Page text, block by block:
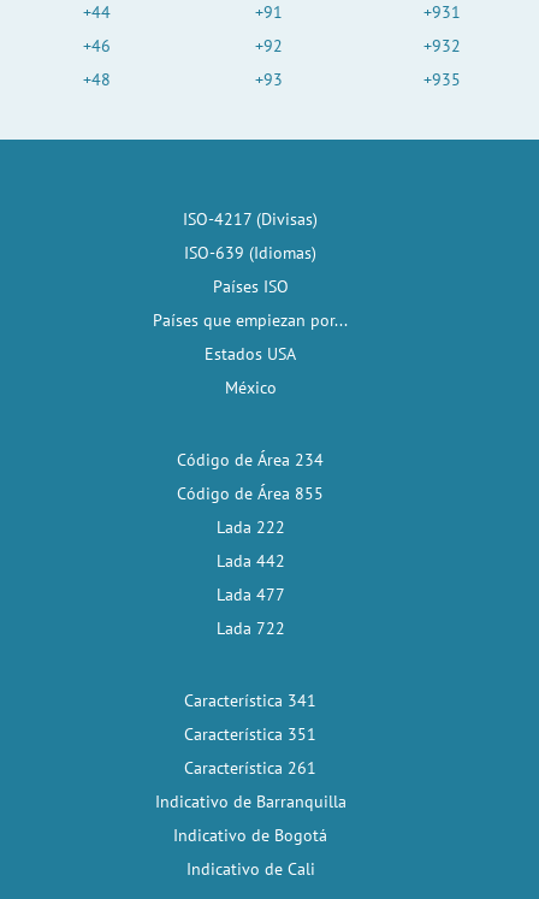
+44
+46
+48
+91
+92
+93
+931
+932
+935
ISO-4217 (Divisas)
ISO-639 (Idiomas)
Países ISO
Países que empiezan por...
Estados USA
México
Código de Área 234
Código de Área 855
Lada 222
Lada 442
Lada 477
Lada 722
Característica 341
Característica 351
Característica 261
Indicativo de Barranquilla
Indicativo de Bogotá
Indicativo de Cali